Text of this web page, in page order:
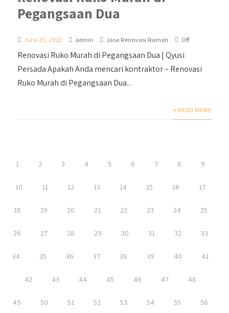
Pegangsaan Dua
June 25, 2022 admin Jasa Renovasi Rumah Off
Renovasi Ruko Murah di Pegangsaan Dua | Qyusi
Persada Apakah Anda mencari kontraktor – Renovasi
Ruko Murah di Pegangsaan Dua...
+ READ MORE
1 2 3 4 5 6 7 8 9
10 11 12 13 14 15 16 17
18 19 20 21 22 23 24 25
26 27 28 29 30 31 32 33
34 35 36 37 38 39 40 41
42 43 44 45 46 47 48
49 50 51 52 53 54 55 56